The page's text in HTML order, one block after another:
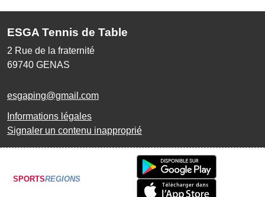
ESGA Tennis de Table
2 Rue de la fraternité
69740 GENAS
esgaping@gmail.com
Informations légales
Signaler un contenu inapproprié
SPORTSREGIONS